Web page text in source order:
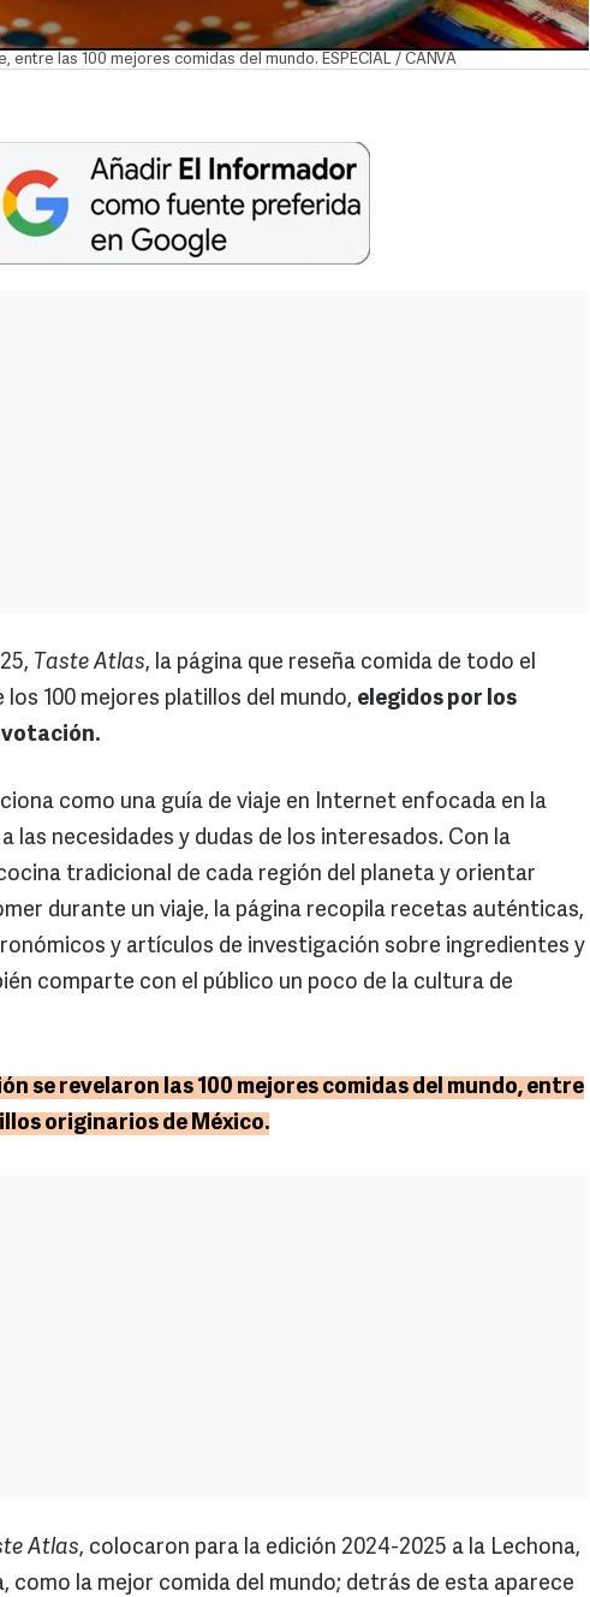
las 100 mejores comidas del mundo. ESPECIAL / CANVA
Taste Atlas, la página que reseña comida de todo el
100 mejores platillos del mundo, elegidos por los
votación.
como una guía de viaje en Internet enfocada en la
las necesidades y dudas de los interesados. Con la
tradicional de cada región del planeta y orientar
durante un viaje, la página recopila recetas auténticas,
y artículos de investigación sobre ingredientes y
comparte con el público un poco de la cultura de
se revelaron las 100 mejores comidas del mundo, entre
originarios de México.
Atlas, colocaron para la edición 2024-2025 a la Lechona,
como la mejor comida del mundo; detrás de esta aparece